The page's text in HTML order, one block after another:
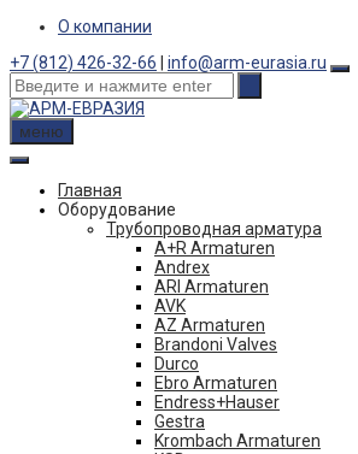
Skip
content
О компании
+7 (812) 426-32-66
info@arm-eurasia.ru
меню
Главная
Оборудование
Трубопроводная арматура
A+R Armaturen
Andrex
ARI Armaturen
AVK
AZ Armaturen
Brandoni Valves
Durco
Ebro Armaturen
Endress+Hauser
Gestra
Krombach Armaturen